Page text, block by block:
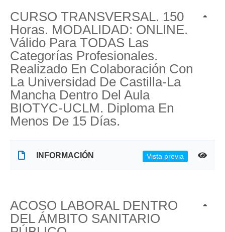
CURSO TRANSVERSAL. 150
Horas. MODALIDAD: ONLINE.
Válido Para TODAS Las
Categorías Profesionales.
Realizado En Colaboración Con
La Universidad De Castilla-La
Mancha Dentro Del Aula
BIOTYC-UCLM. Diploma En
Menos De 15 Días.
INFORMACIÓN Vista previa
ACOSO LABORAL DENTRO
DEL ÁMBITO SANITARIO